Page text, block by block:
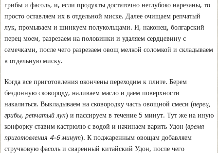
грибы и фасоль, и, если продукты достаточно неглубоко нарезаны, то
просто оставляем их в отдельной миске. Далее очищаем репчатый
лук, промываем и шинкуем полукольцами. И, наконец, болгарский
перец моем, разрезаем на половинки и удаляем сердцевину с
семечками, после чего разрезаем овощ мелкой соломкой и складываем
в отдельную миску.
Когда все приготовления окончены переходим к плите. Берем
бездонную сковороду, наливаем масло и даем поверхности
накалиться. Выкладываем на сковородку часть овощной смеси (перец,
грибы, репчатый лук) и пассируем в течение 5 минут. Тут же на иную
конфорку ставим кастрюлю с водой и начинаем варить Удон (время
приготовления 4-6 минут). К поджаренным овощам добавляем
стручковую фасоль и сваренный китайский Удон, после чего